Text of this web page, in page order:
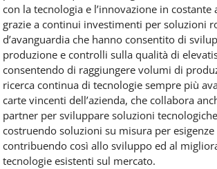
con la tecnologia e l’innovazione in
grazie a continui investimenti per soluzioni
d’avanguardia che hanno consentito di
produzione e controlli sulla qualità di
consentendo di raggiungere volumi di
ricerca continua di tecnologie sempre più
carte vincenti dell’azienda, che collabora
partner per sviluppare soluzioni
costruendo soluzioni su misura per esigenze
contribuendo così allo sviluppo ed al
tecnologie esistenti sul mercato.